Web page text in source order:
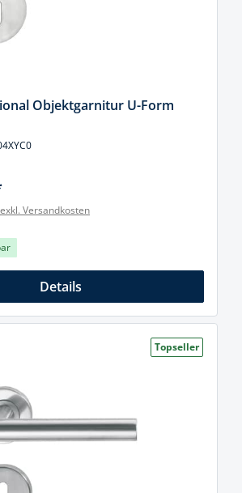
Objektgarnitur U-Form
exkl. Versandkosten
Details
Topseller